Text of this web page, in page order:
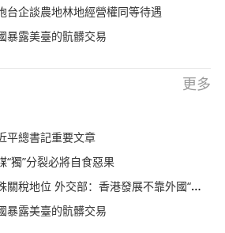
企談農地林地經營權同等待遇
暴露美臺的骯髒交易
更多
平總書記重要文章
“獨”分裂必將自食惡果
位 外交部：香港發展不靠外國“恩賜”和“施捨”
暴露美臺的骯髒交易